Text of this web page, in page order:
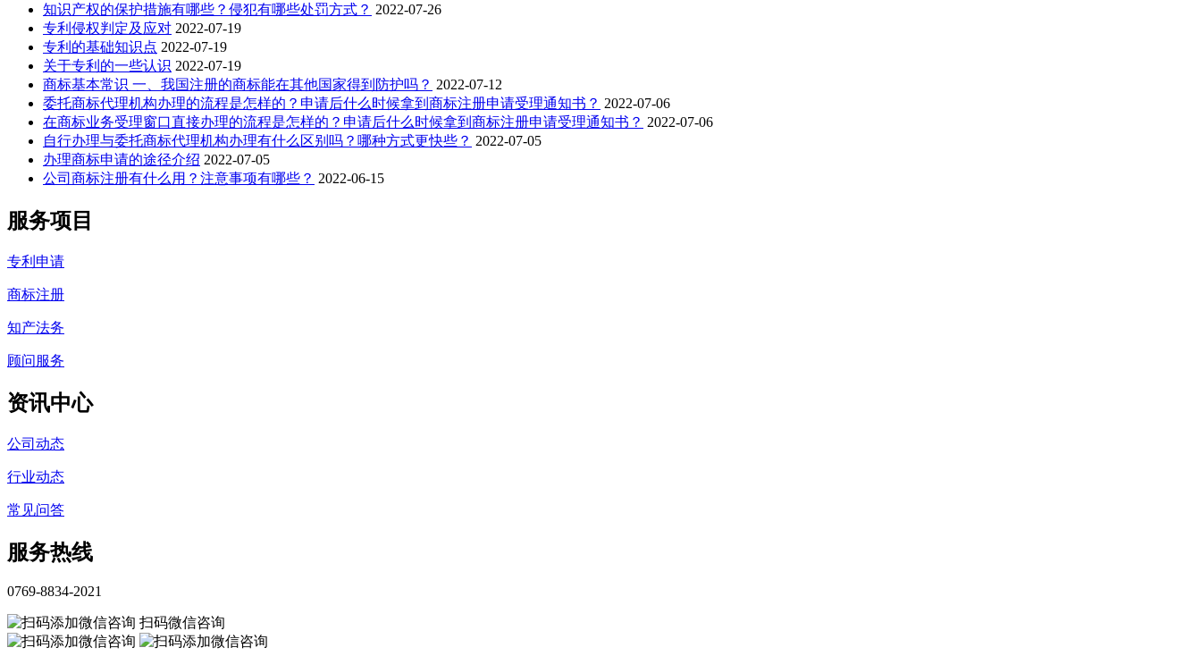
知识产权的保护措施有哪些？侵犯有哪些处罚方式？ 2022-07-26
专利侵权判定及应对 2022-07-19
专利的基础知识点 2022-07-19
关于专利的一些认识 2022-07-19
商标基本常识 一、我国注册的商标能在其他国家得到防护吗？ 2022-07-12
委托商标代理机构办理的流程是怎样的？申请后什么时候拿到商标注册申请受理通知书？ 2022-07-06
在商标业务受理窗口直接办理的流程是怎样的？申请后什么时候拿到商标注册申请受理通知书？ 2022-07-06
自行办理与委托商标代理机构办理有什么区别吗？哪种方式更快些？ 2022-07-05
办理商标申请的途径介绍 2022-07-05
公司商标注册有什么用？注意事项有哪些？ 2022-06-15
服务项目
专利申请
商标注册
知产法务
顾问服务
资讯中心
公司动态
行业动态
常见问答
服务热线
0769-8834-2021
扫码微信咨询